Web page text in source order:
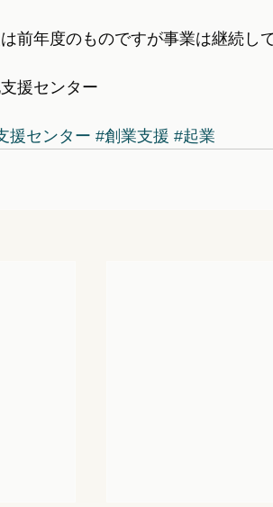
前年度のものですが事業は継続して
援センター
援センター #創業支援 #起業